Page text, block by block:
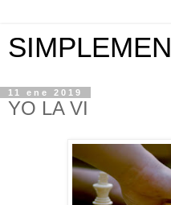
11 ene 2019
YO LA VI